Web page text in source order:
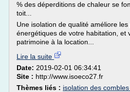
% des déperditions de chaleur se
toit...
Une isolation de qualité améliore
énergétiques de votre habitation, et
patrimoine à la location...
Lire la suite
Date: 2019-02-01 06:34:41
Site : http://www.isoeco27.fr
Thèmes liés : isolation des